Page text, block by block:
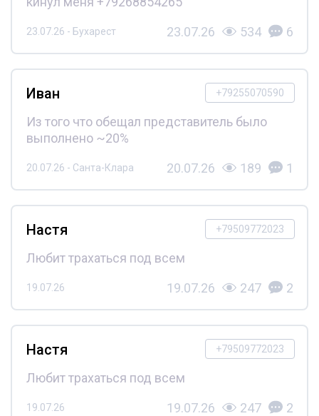
23.07.26 - Бухарест 23.07.26 534 6
+79255070590
Иван
Из того что обещал представитель было
выполнено ~20%
20.07.26 - Санта-Клара 20.07.26 189 1
+79509772023
Настя
Любит трахаться под всем
19.07.26 19.07.26 247 2
+79509772023
Настя
Любит трахаться под всем
19.07.26 19.07.26 247 2